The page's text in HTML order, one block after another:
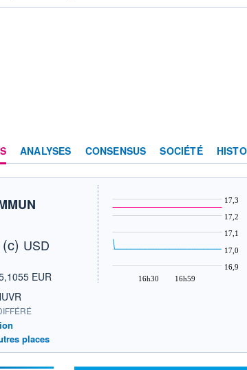
ANALYSES CONSENSUS SOCIÉTÉ
(c) USD
EUR
places
16h30 16h59
16,9
17,0
17,1
17,2
17,3